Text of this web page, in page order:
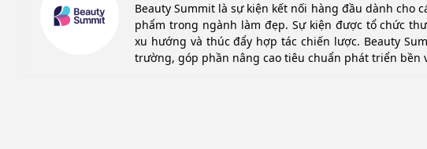
Beauty Summit là sự kiện kết nối hàng đầu dành cho
phẩm trong ngành làm đẹp. Sự kiện được tổ chức
xu hướng và thúc đẩy hợp tác chiến lược. Beauty
trường, góp phần nâng cao tiêu chuẩn phát triển bền